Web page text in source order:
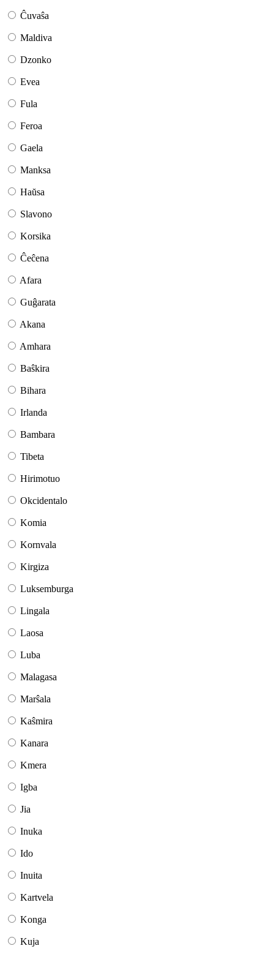
Ĉuvaŝa
Maldiva
Dzonko
Evea
Fula
Feroa
Gaela
Manksa
Haŭsa
Slavono
Korsika
Ĉeĉena
Afara
Guĝarata
Akana
Amhara
Baŝkira
Bihara
Irlanda
Bambara
Tibeta
Hirimotuo
Okcidentalo
Komia
Kornvala
Kirgiza
Luksemburga
Lingala
Laosa
Luba
Malagasa
Marŝala
Kaŝmira
Kanara
Kmera
Igba
Jia
Inuka
Ido
Inuita
Kartvela
Konga
Kuja